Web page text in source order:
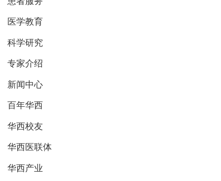
医学教育
科学研究
专家介绍
新闻中心
百年华西
华西校友
华西医联体
华西产业